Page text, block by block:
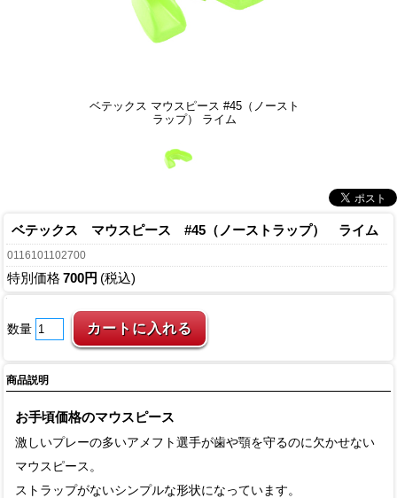
ベテックス マウスピース #45（ノースト
ラップ） ライム
ベテックス マウスピース #45（ノーストラップ） ライム
0116101102700
特別価格 700円 (税込)
数量
商品説明
お手頃価格のマウスピース
激しいプレーの多いアメフト選手が歯や顎を守るのに欠かせない
マウスピース。
ストラップがないシンプルな形状になっています。